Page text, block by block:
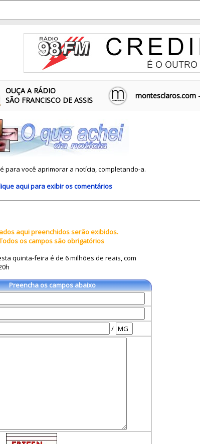
OUÇA A RÁDIO
SÃO FRANCISCO DE ASSIS
montesclaros.com
para você aprimorar a notícia, completando-a.
aquipara exibir os comentários
aqui preenchidos serão exibidos.
os campos são obrigatórios
quinta-feira é de 6 milhões de reais, com
Preencha os campos abaixo
/